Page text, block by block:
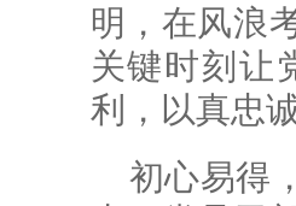
明，在风浪
关键时刻让
利，以真忠
初心易得